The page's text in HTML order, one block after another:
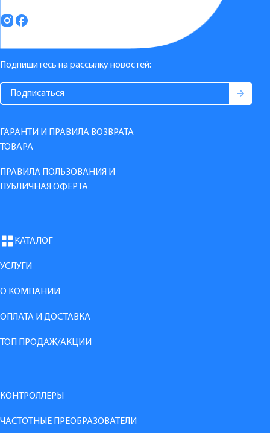
Подпишитесь на рассылку новостей:
ГАРАНТИ И ПРАВИЛА ВОЗВРАТА
ТОВАРА
ПРАВИЛА ПОЛЬЗОВАНИЯ И
ПУБЛИЧНАЯ ОФЕРТА
КАТАЛОГ
УСЛУГИ
О КОМПАНИИ
ОПЛАТА И ДОСТАВКА
ТОП ПРОДАЖ/АКЦИИ
КОНТРОЛЛЕРЫ
ЧАСТОТНЫЕ ПРЕОБРАЗОВАТЕЛИ